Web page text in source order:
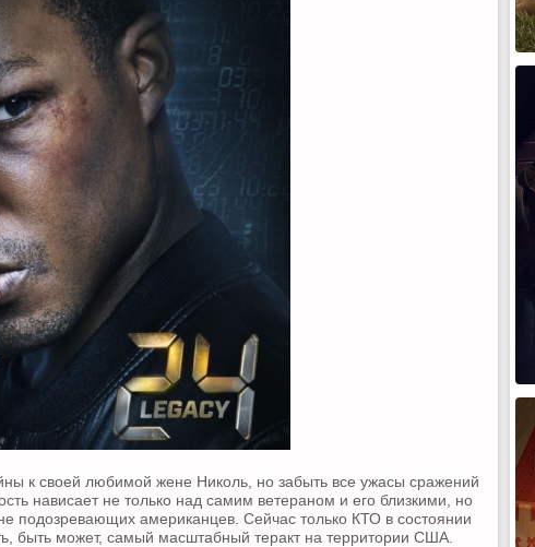
к своей любимой жене Николь, но забыть все ужасы сражений
нависает не только над самим ветераном и его близкими, но
подозревающих американцев. Сейчас только КТО в состоянии
быть может, самый масштабный теракт на территории США.